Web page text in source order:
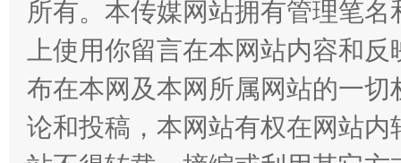
所有。本传媒网站拥有管理笔
上使用你留言在本网站内容和
布在本网及本网所属网站的一
论和投稿，本网站有权在网站